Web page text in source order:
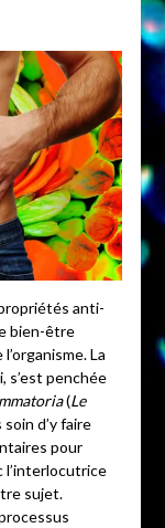
anti-
bien-être
La
s’est penchée
(Le
d’y faire
pour
l’interlocutrice
sujet.